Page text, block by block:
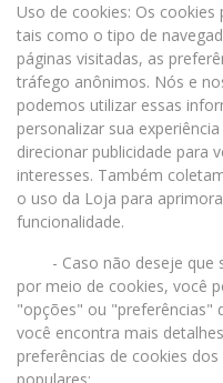
Uso de cookies: Os
tais como o tipo de
páginas visitadas, as
tráfego anônimos. Nós e
podemos utilizar essas
personalizar sua
direcionar publicidade para
interesses. Também
o uso da Loja para
funcionalidade.
- Caso não deseje que
por meio de cookies, você
"opções" ou "preferências"
você encontra mais
preferências de cookies